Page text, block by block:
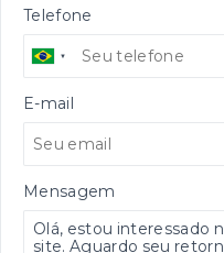
Telefone
E-mail
Mensagem